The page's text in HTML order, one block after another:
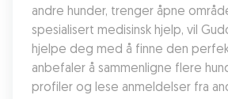
andre hunder, trenger åpne
spesialisert medisinsk hjelp, vil
hjelpe deg med å finne den
anbefaler å sammenligne flere
profiler og lese anmeldelser fra